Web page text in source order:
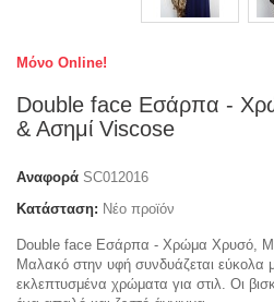
Μόνο Online!
Double face Εσάρπα -
& Ασημί Viscose
Αναφορά SC012016
Κατάσταση: Νέο προϊόν
Double face Εσάρπα - Χρώμα Χρυσό,
Μαλακό στην υφή συνδυάζεται εύκολα
εκλεπτυσμένα χρώματα για στιλ. Οι